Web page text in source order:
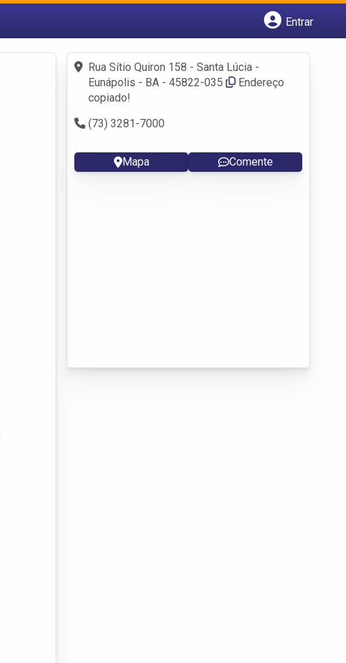
Entrar
Fazer login
Criar conta
Rua Sítio Quiron 158 - Santa Lúcia -
Eunápolis - BA - 45822-035
Endereço
copiado!
(73) 3281-7000
Mapa Comente